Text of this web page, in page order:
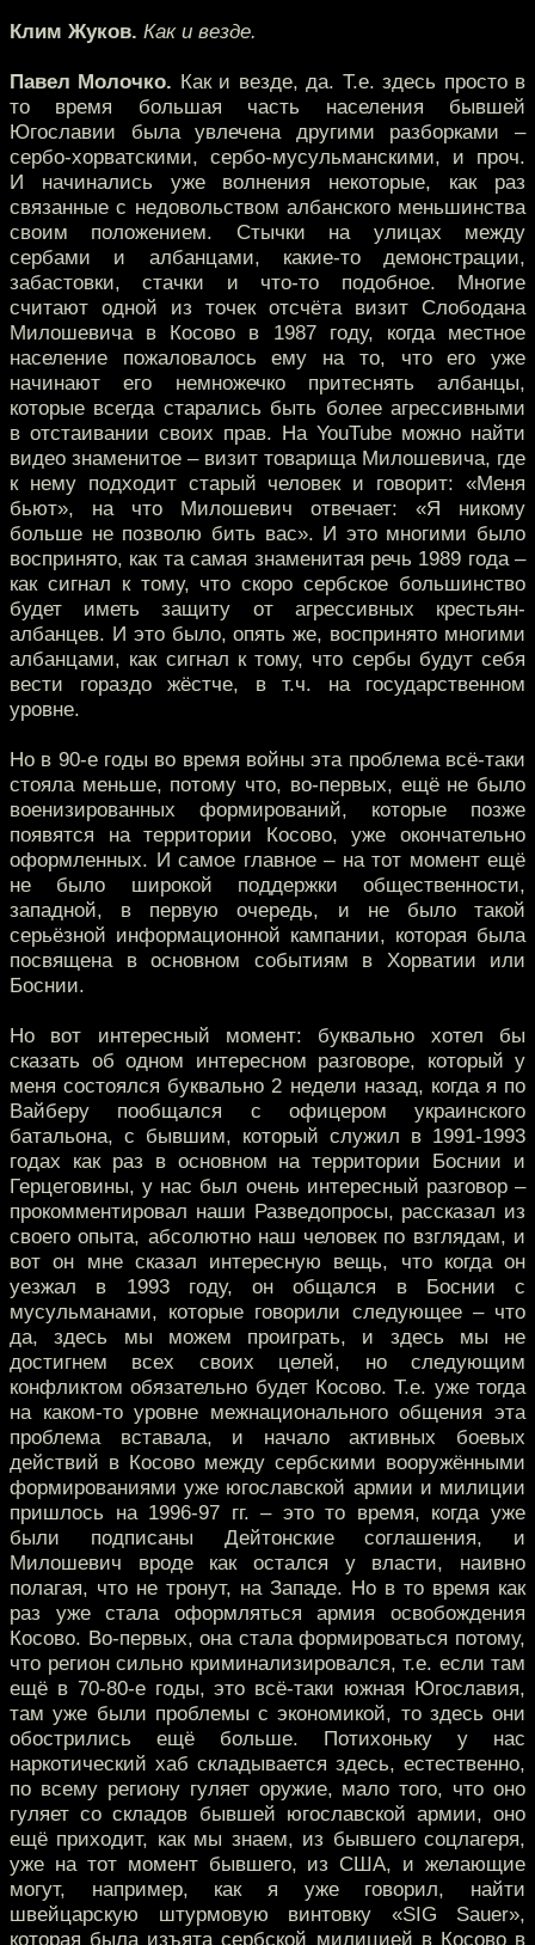
Клим Жуков. Как и везде.
Павел Молочко. Как и везде, да. Т.е. здесь просто в
то время большая часть населения бывшей
Югославии была увлечена другими разборками –
сербо-хорватскими, сербо-мусульманскими, и проч.
И начинались уже волнения некоторые, как раз
связанные с недовольством албанского меньшинства
своим положением. Стычки на улицах между
сербами и албанцами, какие-то демонстрации,
забастовки, стачки и что-то подобное. Многие
считают одной из точек отсчёта визит Слободана
Милошевича в Косово в 1987 году, когда местное
население пожаловалось ему на то, что его уже
начинают его немножечко притеснять албанцы,
которые всегда старались быть более агрессивными
в отстаивании своих прав. На YouTube можно найти
видео знаменитое – визит товарища Милошевича, где
к нему подходит старый человек и говорит: «Меня
бьют», на что Милошевич отвечает: «Я никому
больше не позволю бить вас». И это многими было
воспринято, как та самая знаменитая речь 1989 года –
как сигнал к тому, что скоро сербское большинство
будет иметь защиту от агрессивных крестьян-
албанцев. И это было, опять же, воспринято многими
албанцами, как сигнал к тому, что сербы будут себя
вести гораздо жёстче, в т.ч. на государственном
уровне.
Но в 90-е годы во время войны эта проблема всё-таки
стояла меньше, потому что, во-первых, ещё не было
военизированных формирований, которые позже
появятся на территории Косово, уже окончательно
оформленных. И самое главное – на тот момент ещё
не было широкой поддержки общественности,
западной, в первую очередь, и не было такой
серьёзной информационной кампании, которая была
посвящена в основном событиям в Хорватии или
Боснии.
Но вот интересный момент: буквально хотел бы
сказать об одном интересном разговоре, который у
меня состоялся буквально 2 недели назад, когда я по
Вайберу пообщался с офицером украинского
батальона, с бывшим, который служил в 1991-1993
годах как раз в основном на территории Боснии и
Герцеговины, у нас был очень интересный разговор –
прокомментировал наши Разведопросы, рассказал из
своего опыта, абсолютно наш человек по взглядам, и
вот он мне сказал интересную вещь, что когда он
уезжал в 1993 году, он общался в Боснии с
мусульманами, которые говорили следующее – что
да, здесь мы можем проиграть, и здесь мы не
достигнем всех своих целей, но следующим
конфликтом обязательно будет Косово. Т.е. уже тогда
на каком-то уровне межнационального общения эта
проблема вставала, и начало активных боевых
действий в Косово между сербскими вооружёнными
формированиями уже югославской армии и милиции
пришлось на 1996-97 гг. – это то время, когда уже
были подписаны Дейтонские соглашения, и
Милошевич вроде как остался у власти, наивно
полагая, что не тронут, на Западе. Но в то время как
раз уже стала оформляться армия освобождения
Косово. Во-первых, она стала формироваться потому,
что регион сильно криминализировался, т.е. если там
ещё в 70-80-е годы, это всё-таки южная Югославия,
там уже были проблемы с экономикой, то здесь они
обострились ещё больше. Потихоньку у нас
наркотический хаб складывается здесь, естественно,
по всему региону гуляет оружие, мало того, что оно
гуляет со складов бывшей югославской армии, оно
ещё приходит, как мы знаем, из бывшего соцлагеря,
уже на тот момент бывшего, из США, и желающие
могут, например, как я уже говорил, найти
швейцарскую штурмовую винтовку «SIG Sauer»,
которая была изъята сербской милицией в Косово в